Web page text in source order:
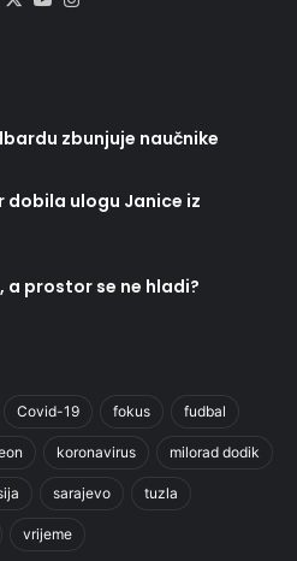
zbunjuje naučnike
dobila ulogu Janice iz
prostor se ne hladi?
Covid-19 fokus fudbal
koronavirus milorad dodik
sarajevo tuzla
vrijeme